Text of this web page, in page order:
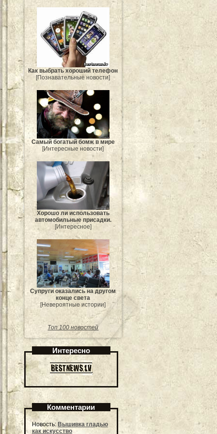
Как выбрать хороший телефон
[Познавательные новости]
Самый богатый бомж в мире
[Интересные новости]
Хорошо ли использовать
автомобильные присадки.
[Интересное]
Супруги оказались на другом
конце света
[Невероятные истории]
Топ 100 новостей
Интересно
Комментарии
Новость: Вышивка гладью
как искусство